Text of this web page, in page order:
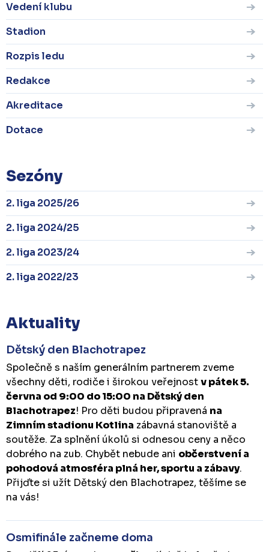
Vedení klubu
Stadion
Rozpis ledu
Redakce
Akreditace
Dotace
Sezóny
2. liga 2025/26
2. liga 2024/25
2. liga 2023/24
2. liga 2022/23
Aktuality
Dětský den Blachotrapez
Společně s naším generálním partnerem zveme
všechny děti, rodiče i širokou veřejnostv pátek 5.
června od 9:00 do 15:00 na Dětský den
Blachotrapez! Pro děti budou připravená na
Zimním stadionu Kotlina zábavná stanoviště a
soutěže. Za splnění úkolů si odnesou ceny a něco
dobrého na zub. Chybět nebude ani občerstvení a
pohodová atmosféra plná her, sportu a zábavy.
Přijďte si užít Dětský den Blachotrapez, těšíme se
na vás!
Osmifinále začneme doma